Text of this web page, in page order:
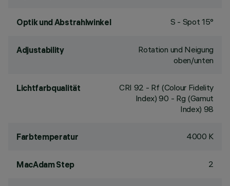
Optik und Abstrahlwinkel S - Spot 15°
Adjustability
Rotation und Neigung
oben/unten
Lichtfarbqualität CRI 92 - Rf (Colour Fidelity
Index) 90 - Rg (Gamut
Index) 98
Farbtemperatur 4000 K
MacAdam Step 2